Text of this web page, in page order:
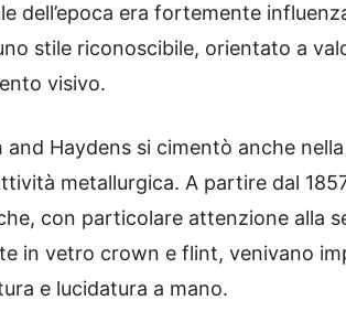
dell’epoca era fortemente
stile riconoscibile, orientato a
visivo.
and Haydens si cimentò anche
metallurgica. A partire dal
con particolare attenzione alla
in vetro crown e flint, venivano
e lucidatura a mano.